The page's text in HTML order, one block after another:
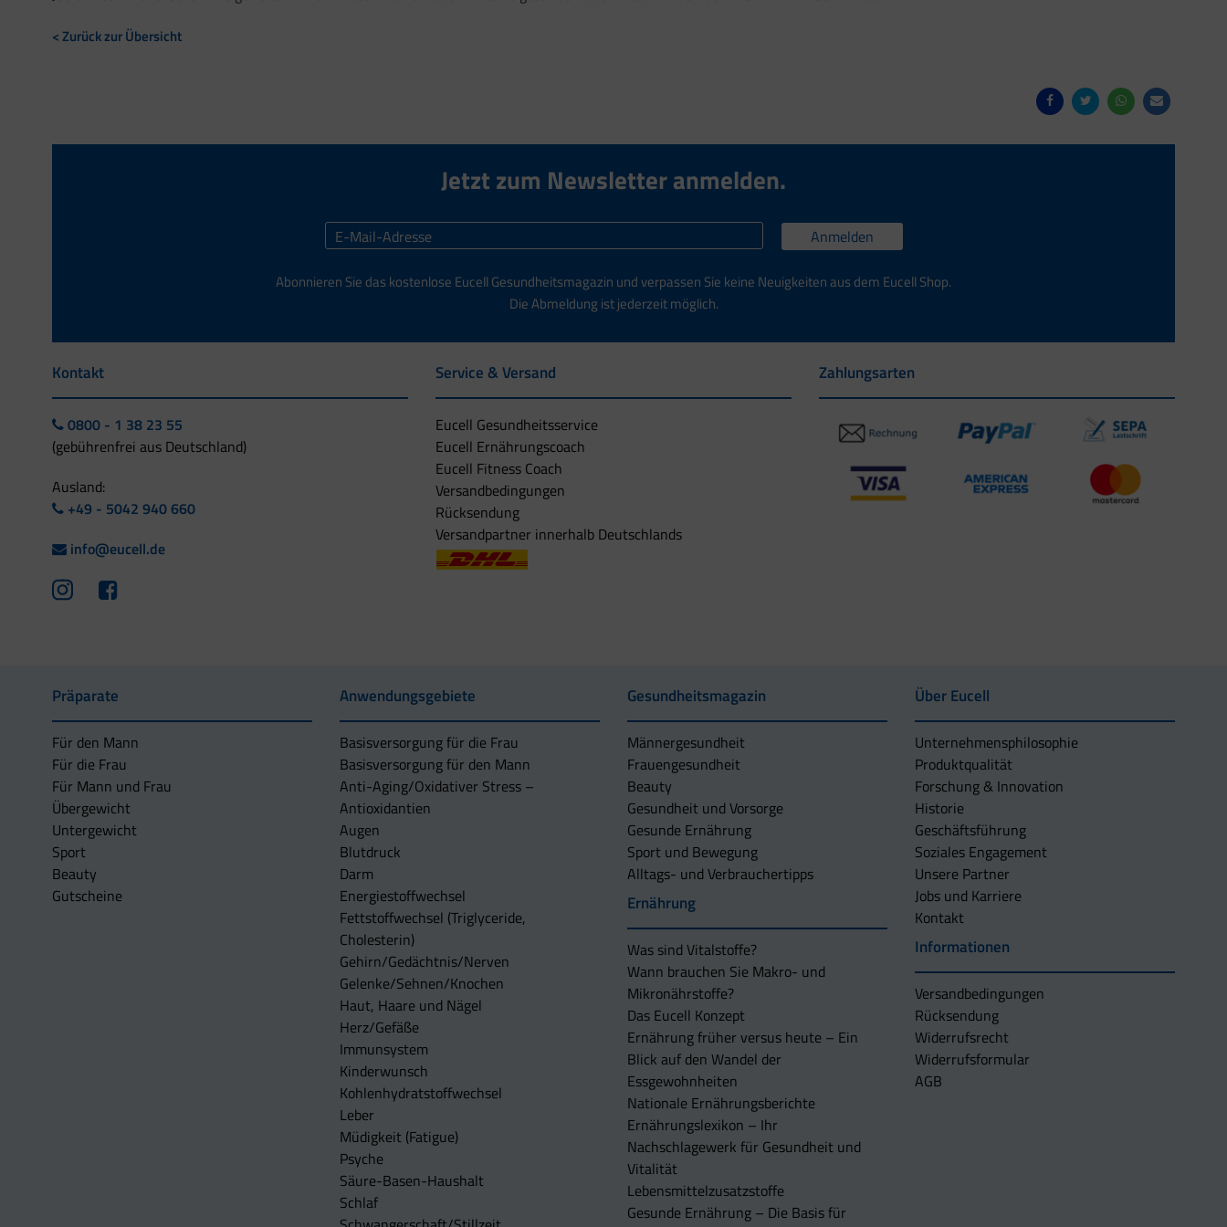
< Zurück zur Übersicht
Jetzt zum Newsletter anmelden.
Anmelden
Abonnieren Sie das kostenlose Eucell Gesundheitsmagazin und verpassen Sie keine Neuigkeiten aus dem Eucell Shop.
Die Abmeldung ist jederzeit möglich.
Kontakt
0800 - 1 38 23 55
(gebührenfrei aus Deutschland)
Ausland:
+49 - 5042 940 660
info@eucell.de
Service & Versand
Eucell Gesundheitsservice
Eucell Ernährungscoach
Eucell Fitness Coach
Versandbedingungen
Rücksendung
Versandpartner innerhalb Deutschlands
Zahlungsarten
Präparate
Für den Mann
Für die Frau
Für Mann und Frau
Übergewicht
Untergewicht
Sport
Beauty
Gutscheine
Anwendungsgebiete
Basisversorgung für die Frau
Basisversorgung für den Mann
Anti-Aging/Oxidativer Stress –
Antioxidantien
Augen
Blutdruck
Darm
Energiestoffwechsel
Fettstoffwechsel (Triglyceride,
Cholesterin)
Gehirn/Gedächtnis/Nerven
Gelenke/Sehnen/Knochen
Haut, Haare und Nägel
Herz/Gefäße
Immunsystem
Kinderwunsch
Kohlenhydratstoffwechsel
Leber
Müdigkeit (Fatigue)
Psyche
Säure-Basen-Haushalt
Schlaf
Gesundheitsmagazin
Männergesundheit
Frauengesundheit
Beauty
Gesundheit und Vorsorge
Gesunde Ernährung
Sport und Bewegung
Alltags- und Verbrauchertipps
Ernährung
Was sind Vitalstoffe?
Wann brauchen Sie Makro- und
Mikronährstoffe?
Das Eucell Konzept
Ernährung früher versus heute – Ein
Blick auf den Wandel der
Essgewohnheiten
Nationale Ernährungsberichte
Ernährungslexikon – Ihr
Nachschlagewerk für Gesundheit und
Vitalität
Lebensmittelzusatzstoffe
Gesunde Ernährung – Die Basis für
Über Eucell
Unternehmens­philosophie
Produktqualität
Forschung & Innovation
Historie
Geschäftsführung
Soziales Engagement
Unsere Partner
Jobs und Karriere
Kontakt
Informationen
Versandbedingungen
Rücksendung
Widerrufsrecht
Widerrufsformular
AGB